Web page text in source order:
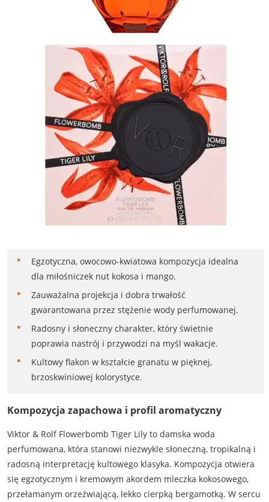
Egzotyczna, owocowo-kwiatowa kompozycja idealna
dla miłośniczek nut kokosa i mango.
Zauważalna projekcja i dobra trwałość
gwarantowana przez stężenie wody perfumowanej.
Radosny i słoneczny charakter, który świetnie
poprawia nastrój i przywodzi na myśl wakacje.
Kultowy flakon w kształcie granatu w pięknej,
brzoskwiniowej kolorystyce.
Kompozycja zapachowa i profil aromatyczny
Viktor & Rolf Flowerbomb Tiger Lily to damska woda
perfumowana, która stanowi niezwykle słoneczną, tropikalną i
radosną interpretację kultowego klasyka. Kompozycja otwiera
się egzotycznym i kremowym akordem mleczka kokosowego,
przełamanym orzeźwiającą, lekko cierpką bergamotką. W sercu